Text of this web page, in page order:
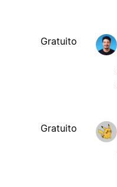
Gratuito
Gratuito